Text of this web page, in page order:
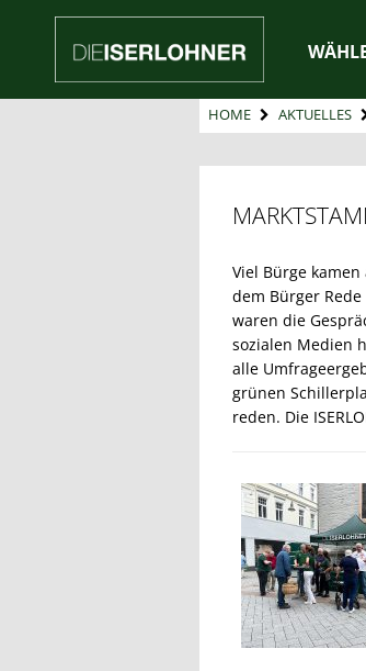
HOME AKTUELLES
Viel Bürge
dem Bürger
waren die
sozialen Medien
alle
grünen
reden. Die